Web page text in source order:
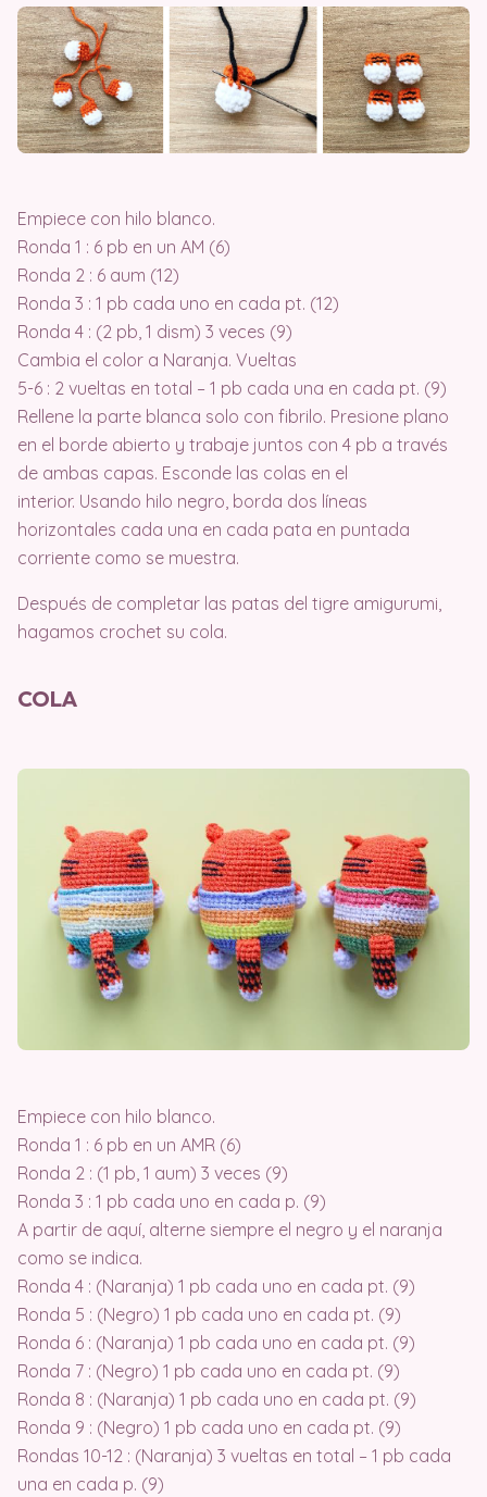
Empiece con hilo blanco.
Ronda 1 : 6 pb en un AM (6)
Ronda 2 : 6 aum (12)
Ronda 3 : 1 pb cada uno en cada pt. (12)
Ronda 4 : (2 pb, 1 dism) 3 veces (9)
Cambia el color a Naranja. Vueltas
5-6 : 2 vueltas en total – 1 pb cada una en cada pt. (9)
Rellene la parte blanca solo con fibrilo. Presione plano
en el borde abierto y trabaje juntos con 4 pb a través
de ambas capas. Esconde las colas en el
interior. Usando hilo negro, borda dos líneas
horizontales cada una en cada pata en puntada
corriente como se muestra.
Después de completar las patas del tigre amigurumi,
hagamos crochet su cola.
COLA
Empiece con hilo blanco.
Ronda 1 : 6 pb en un AMR (6)
Ronda 2 : (1 pb, 1 aum) 3 veces (9)
Ronda 3 : 1 pb cada uno en cada p. (9)
A partir de aquí, alterne siempre el negro y el naranja
como se indica.
Ronda 4 : (Naranja) 1 pb cada uno en cada pt. (9)
Ronda 5 : (Negro) 1 pb cada uno en cada pt. (9)
Ronda 6 : (Naranja) 1 pb cada uno en cada pt. (9)
Ronda 7 : (Negro) 1 pb cada uno en cada pt. (9)
Ronda 8 : (Naranja) 1 pb cada uno en cada pt. (9)
Ronda 9 : (Negro) 1 pb cada uno en cada pt. (9)
Rondas 10-12 : (Naranja) 3 vueltas en total – 1 pb cada
una en cada p. (9)